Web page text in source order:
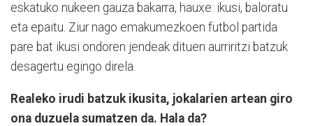
eskatuko nukeen gauza bakarra, hauxe: ikusi, baloratu
eta epaitu. Ziur nago emakumezkoen futbol partida
pare bat ikusi ondoren jendeak dituen aurriritzi batzuk
desagertu egingo direla.
Realeko irudi batzuk ikusita, jokalarien artean giro
ona duzuela sumatzen da. Hala da?